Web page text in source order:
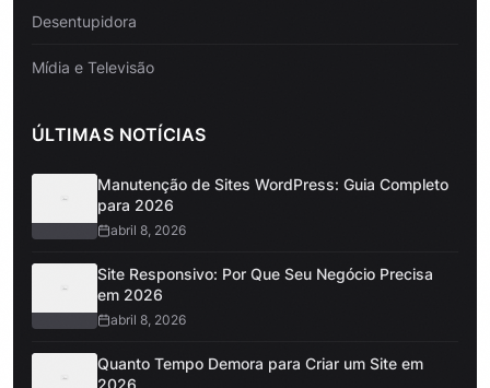
Desentupidora
Mídia e Televisão
ÚLTIMAS NOTÍCIAS
Manutenção de Sites WordPress: Guia Completo
para 2026
abril 8, 2026
Site Responsivo: Por Que Seu Negócio Precisa
em 2026
abril 8, 2026
Quanto Tempo Demora para Criar um Site em
2026